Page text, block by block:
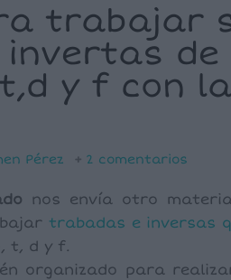
trabajar
de
y f con
Pérez 2 comentarios
nos envía otro
trabadas e inversas
t, d y f.
organizado para